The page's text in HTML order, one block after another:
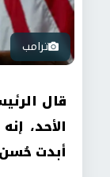
ترامب
قال
الأحد،
أبدت حُسن